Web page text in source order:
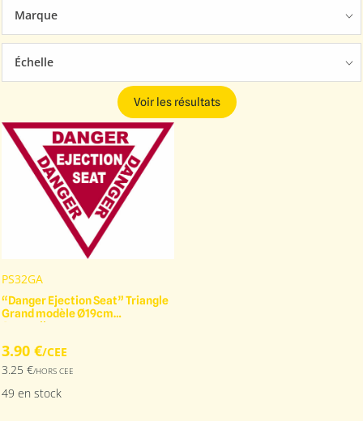
Marque
Échelle
Voir les résultats
PS32GA
“Danger Ejection Seat” Triangle
Grand modèle Ø19cm
Autocollant
3.90 €/CEE
3.25 €/HORS CEE
49 en stock